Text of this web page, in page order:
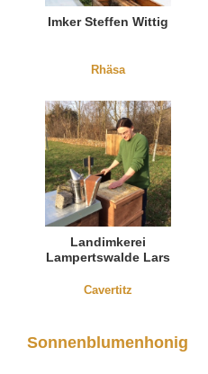
Imker Steffen Wittig
Rhäsa
Landimkerei
Lampertswalde Lars
Cavertitz
Sonnenblumenhonig